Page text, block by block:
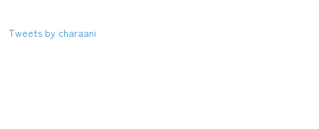
Tweets by charaani